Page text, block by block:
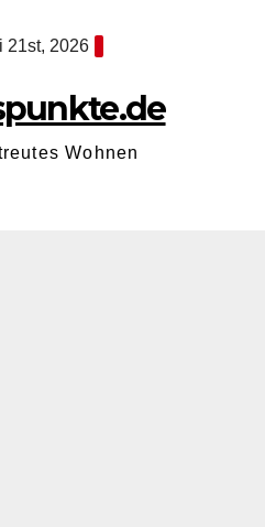
21st, 2026
Wohnen